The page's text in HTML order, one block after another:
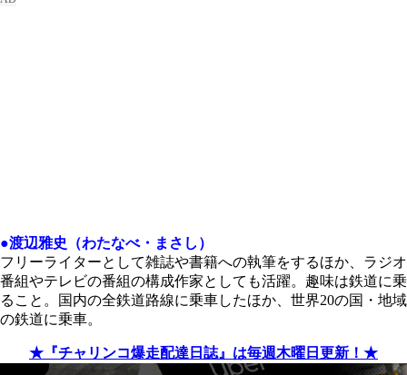
●渡辺雅史（わたなべ・まさし）
フリーライターとして雑誌や書籍への執筆をするほか、ラジオ
番組やテレビの番組の構成作家としても活躍。趣味は鉄道に乗
ること。国内の全鉄道路線に乗車したほか、世界20の国・地域
の鉄道に乗車。
★『チャリンコ爆走配達日誌』は毎週木曜日更新！★